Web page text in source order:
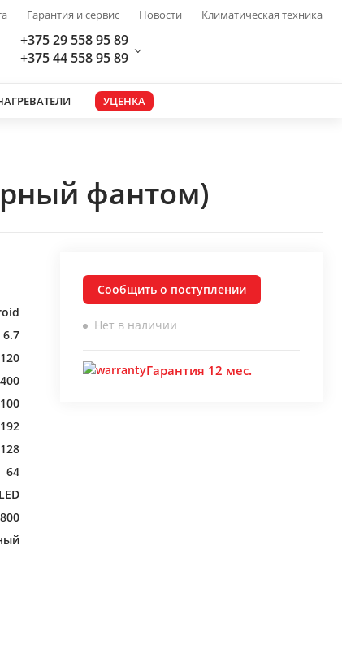
Гарантия и сервис Новости Климатическая техника
+375 29 558 95 89
+375 44 558 95 89
УЦЕНКА
фантом)
6.7
120
128
64
Сообщить о поступлении
Нет в наличии
Гарантия 12 мес.